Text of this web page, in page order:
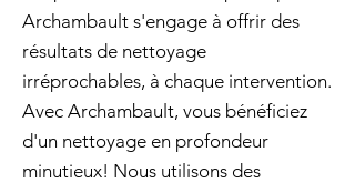
Archambault s'engage à offrir des
résultats de nettoyage
irréprochables, à chaque intervention.
Avec Archambault, vous bénéficiez
d'un nettoyage en profondeur
minutieux! Nous utilisons des